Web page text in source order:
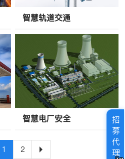
智慧轨道交通
智慧电厂安全
1 2
招
募
代
理